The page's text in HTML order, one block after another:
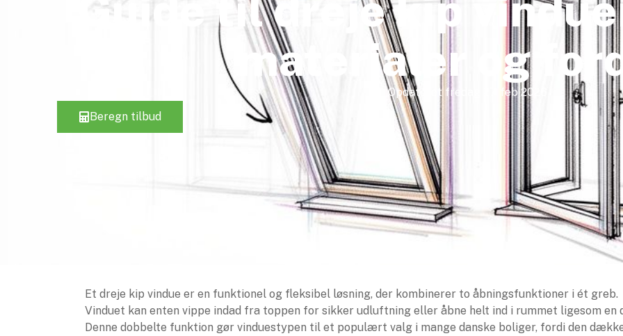
materialer og
Opdateret fredag 27. feb 2026
Beregn tilbud
Et dreje kip vindue er en funktionel og fleksibel løsning, der kombinerer to åbningsfunktioner i ét greb.
Vinduet kan enten vippe indad fra toppen for sikker udluftning eller åbne helt ind i rummet ligesom en
Denne dobbelte funktion gør vinduestypen til et populært valg i mange danske boliger, fordi den